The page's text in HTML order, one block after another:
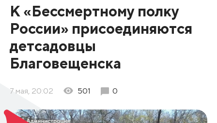
К «Бессмертному полку
России» присоединяются
детсадовцы
Благовещенска
7 мая, 20:02 501 0